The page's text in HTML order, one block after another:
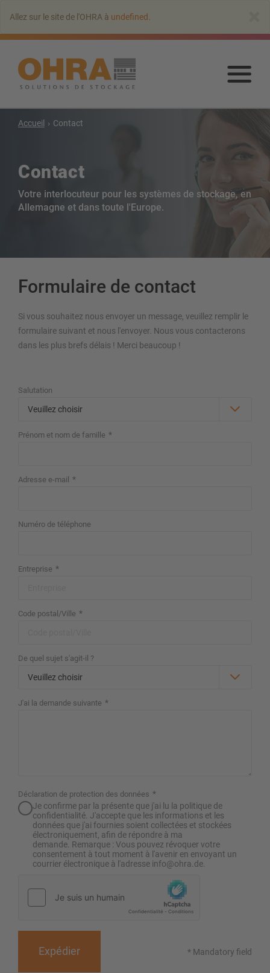
contenu
Allez sur le site de l'OHRA à undefined
Accueil Contact
Contact
Votre interlocuteur pour les systèmes de stockage, en
Allemagne et dans toute l'Europe.
Formulaire de contact
Si vous souhaitez nous envoyer un message, veuillez remplir le
formulaire suivant et nous l'envoyer. Nous vous contacterons
dans les plus brefs délais ! Merci beaucoup !
Salutation
Prénom et nom de famille *
Adresse e-mail *
Numéro de téléphone
Entreprise *
Code postal/Ville *
De quel sujet s'agit-il ?
J'ai la demande suivante *
Déclaration de protection des données *
Je confirme par la présente que j'ai lu la politique de
confidentialité. J'accepte que les informations et les
données que j'ai fournies soient collectées et stockées
électroniquement, afin de répondre à ma
demande. Remarque : Vous pouvez révoquer votre
consentement à tout moment à l'avenir en envoyant un
courrier électronique à l'adresse info@ohra.de.
Expédier * Mandatory field
Rayonnages cantilever
Rayonnage cantilever simple-face
Rayonnage cantilever pour charges lourdes
Cantilever mobile
APERÇU SYSTÈMES DE STOCKAGE
Stockage automatique
Hall de stockage